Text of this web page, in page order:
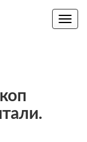
Toggle